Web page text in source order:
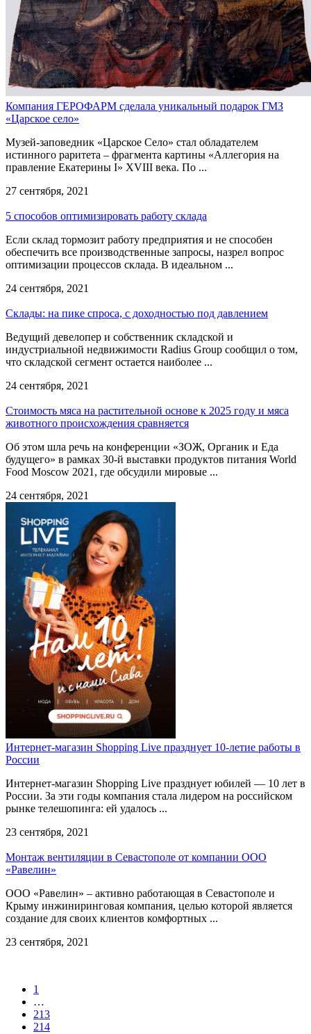
Компания ГЕРОФАРМ сделала уникальный подарок ГМЗ
«Царское село»
Музей-заповедник «Царское Село» стал обладателем
истинного раритета – фрагмента картины «Аллегория на
правление Екатерины I» XVIII века. По ...
27 сентября, 2021
5 способов оптимизировать работу склада
Если склад тормозит работу предприятия и не способен
обеспечить все производственные запросы, назрел вопрос
оптимизации процессов склада. В идеальном ...
24 сентября, 2021
Склады: на пике спроса, c доходностью под давлением
Ведущий девелопер и собственник складской и
индустриальной недвижимости Radius Group сообщил о том,
что складской сегмент остается наиболее ...
24 сентября, 2021
Стоимость мяса на растительной основе к 2025 году и мяса
животного происхождения сравняется
Об этом шла речь на конференции «ЗОЖ, Органик и Еда
будущего» в рамках 30-й выставки продуктов питания World
Food Moscow 2021, где обсудили мировые ...
24 сентября, 2021
Интернет-магазин Shopping Live празднует 10-летие работы в
России
Интернет-магазин Shopping Live празднует юбилей — 10 лет в
России. За эти годы компания стала лидером на российском
рынке телешопинга: ей удалось ...
23 сентября, 2021
Монтаж вентиляции в Севастополе от компании ООО
«Равелин»
ООО «Равелин» – активно работающая в Севастополе и
Крыму инжиниринговая компания, целью которой является
создание для своих клиентов комфортных ...
23 сентября, 2021
1
…
213
214